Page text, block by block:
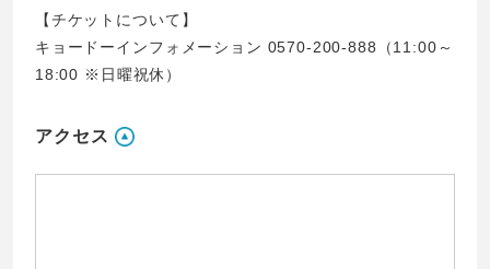
【チケットについて】
キョードーインフォメーション 0570-200-888
（11:00～
18:00 ※日曜祝休）
アクセス